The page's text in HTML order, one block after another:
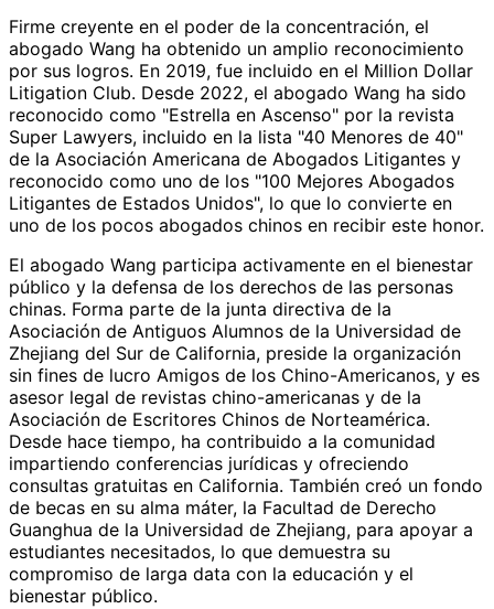
Firme creyente en el poder de la concentración, el
abogado Wang ha obtenido un amplio reconocimiento
por sus logros. En 2019, fue incluido en el Million Dollar
Litigation Club. Desde 2022, el abogado Wang ha sido
reconocido como "Estrella en Ascenso" por la revista
Super Lawyers, incluido en la lista "40 Menores de 40"
de la Asociación Americana de Abogados Litigantes y
reconocido como uno de los "100 Mejores Abogados
Litigantes de Estados Unidos", lo que lo convierte en
uno de los pocos abogados chinos en recibir este honor.
El abogado Wang participa activamente en el bienestar
público y la defensa de los derechos de las personas
chinas. Forma parte de la junta directiva de la
Asociación de Antiguos Alumnos de la Universidad de
Zhejiang del Sur de California, preside la organización
sin fines de lucro Amigos de los Chino-Americanos, y es
asesor legal de revistas chino-americanas y de la
Asociación de Escritores Chinos de Norteamérica.
Desde hace tiempo, ha contribuido a la comunidad
impartiendo conferencias jurídicas y ofreciendo
consultas gratuitas en California. También creó un fondo
de becas en su alma máter, la Facultad de Derecho
Guanghua de la Universidad de Zhejiang, para apoyar a
estudiantes necesitados, lo que demuestra su
compromiso de larga data con la educación y el
bienestar público.